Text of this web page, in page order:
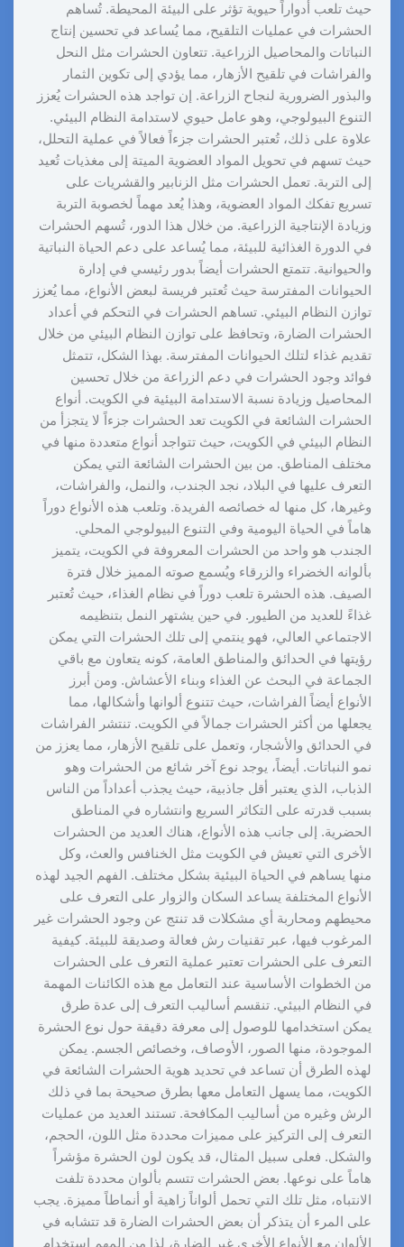
حيث تلعب أدواراً حيوية تؤثر على البيئة المحيطة. تُساهم
الحشرات في عمليات التلقيح، مما يُساعد في تحسين إنتاج
النباتات والمحاصيل الزراعية. تتعاون الحشرات مثل النحل
والفراشات في تلقيح الأزهار، مما يؤدي إلى تكوين الثمار
والبذور الضرورية لنجاح الزراعة. إن تواجد هذه الحشرات يُعزز
التنوع البيولوجي، وهو عامل حيوي لاستدامة النظام البيئي.
علاوة على ذلك، تُعتبر الحشرات جزءاً فعالاً في عملية التحلل،
حيث تسهم في تحويل المواد العضوية الميتة إلى مغذيات تُعيد
إلى التربة. تعمل الحشرات مثل الزنابير والقشريات على
تسريع تفكك المواد العضوية، وهذا يُعد مهماً لخصوبة التربة
وزيادة الإنتاجية الزراعية. من خلال هذا الدور، تُسهم الحشرات
في الدورة الغذائية للبيئة، مما يُساعد على دعم الحياة النباتية
والحيوانية. تتمتع الحشرات أيضاً بدور رئيسي في إدارة
الحيوانات المفترسة حيث تُعتبر فريسة لبعض الأنواع، مما يُعزز
توازن النظام البيئي. تساهم الحشرات في التحكم في أعداد
الحشرات الضارة، وتحافظ على توازن النظام البيئي من خلال
تقديم غذاء لتلك الحيوانات المفترسة. بهذا الشكل، تتمثل
فوائد وجود الحشرات في دعم الزراعة من خلال تحسين
المحاصيل وزيادة نسبة الاستدامة البيئية في الكويت. أنواع
الحشرات الشائعة في الكويت تعد الحشرات جزءاً لا يتجزأ من
النظام البيئي في الكويت، حيث تتواجد أنواع متعددة منها في
مختلف المناطق. من بين الحشرات الشائعة التي يمكن
التعرف عليها في البلاد، نجد الجندب، والنمل، والفراشات،
وغيرها، كل منها له خصائصه الفريدة. وتلعب هذه الأنواع دوراً
هاماً في الحياة اليومية وفي التنوع البيولوجي المحلي.
الجندب هو واحد من الحشرات المعروفة في الكويت، يتميز
بألوانه الخضراء والزرقاء ويُسمع صوته المميز خلال فترة
الصيف. هذه الحشرة تلعب دوراً في نظام الغذاء، حيث تُعتبر
غذاءً للعديد من الطيور. في حين يشتهر النمل بتنظيمه
الاجتماعي العالي، فهو ينتمي إلى تلك الحشرات التي يمكن
رؤيتها في الحدائق والمناطق العامة، كونه يتعاون مع باقي
الجماعة في البحث عن الغذاء وبناء الأعشاش. ومن أبرز
الأنواع أيضاً الفراشات، حيث تتنوع ألوانها وأشكالها، مما
يجعلها من أكثر الحشرات جمالاً في الكويت. تنتشر الفراشات
في الحدائق والأشجار، وتعمل على تلقيح الأزهار، مما يعزز من
نمو النباتات. أيضاً، يوجد نوع آخر شائع من الحشرات وهو
الذباب، الذي يعتبر أقل جاذبية، حيث يجذب أعداداً من الناس
بسبب قدرته على التكاثر السريع وانتشاره في المناطق
الحضرية. إلى جانب هذه الأنواع، هناك العديد من الحشرات
الأخرى التي تعيش في الكويت مثل الخنافس والعث، وكل
منها يساهم في الحياة البيئية بشكل مختلف. الفهم الجيد لهذه
الأنواع المختلفة يساعد السكان والزوار على التعرف على
محيطهم ومحاربة أي مشكلات قد تنتج عن وجود الحشرات غير
المرغوب فيها، عبر تقنيات رش فعالة وصديقة للبيئة. كيفية
التعرف على الحشرات تعتبر عملية التعرف على الحشرات
من الخطوات الأساسية عند التعامل مع هذه الكائنات المهمة
في النظام البيئي. تنقسم أساليب التعرف إلى عدة طرق
يمكن استخدامها للوصول إلى معرفة دقيقة حول نوع الحشرة
الموجودة، منها الصور، الأوصاف، وخصائص الجسم. يمكن
لهذه الطرق أن تساعد في تحديد هوية الحشرات الشائعة في
الكويت، مما يسهل التعامل معها بطرق صحيحة بما في ذلك
الرش وغيره من أساليب المكافحة. تستند العديد من عمليات
التعرف إلى التركيز على مميزات محددة مثل اللون، الحجم،
والشكل. فعلى سبيل المثال، قد يكون لون الحشرة مؤشراً
هاماً على نوعها. بعض الحشرات تتسم بألوان محددة تلفت
الانتباه، مثل تلك التي تحمل ألواناً زاهية أو أنماطاً مميزة. يجب
على المرء أن يتذكر أن بعض الحشرات الضارة قد تتشابه في
الألوان مع الأنواع الأخرى غير الضارة، لذا من المهم استخدام